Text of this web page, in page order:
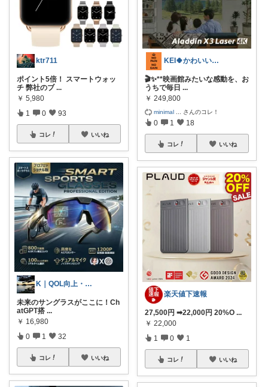
ktr711
ポイント5倍！ スマートウォッ
チ 弊社のブ ...
￥ 5,980
1 0 93
コレ いいね
K｜QOL向上・良品選定室
未来のサングラスがここに！Ch
atGPT搭 ...
￥ 16,980
0 1 32
コレ いいね
KEI🍀かわいい💕おしゃれ😊便利✨
🎬✨**映画館みたいな感動を、お
うちで毎日 ...
￥ 249,800
minimal さんのコレ！
0 1 18
コレ いいね
楽天値下速報
27,500円 ➡22,000円 20%O ...
￥ 22,000
1 0 1
コレ いいね